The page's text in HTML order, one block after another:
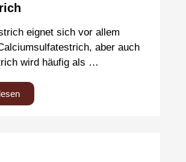
eignet sich vor allem
aber auch
wird häufig als …